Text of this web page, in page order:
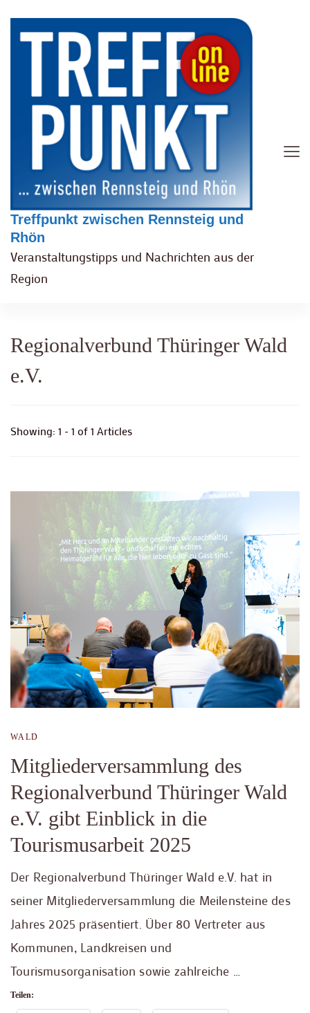
Treffpunkt zwischen Rennsteig und
Rhön
Veranstaltungstipps und Nachrichten aus der
Region
Regionalverbund Thüringer Wald
e.V.
Showing: 1 - 1 of 1 Articles
WALD
Mitgliederversammlung des
Regionalverbund Thüringer Wald
e.V. gibt Einblick in die
Tourismusarbeit 2025
Der Regionalverbund Thüringer Wald e.V. hat in
seiner Mitgliederversammlung die Meilensteine des
Jahres 2025 präsentiert. Über 80 Vertreter aus
Kommunen, Landkreisen und
Tourismusorganisation sowie zahlreiche …
Teilen: